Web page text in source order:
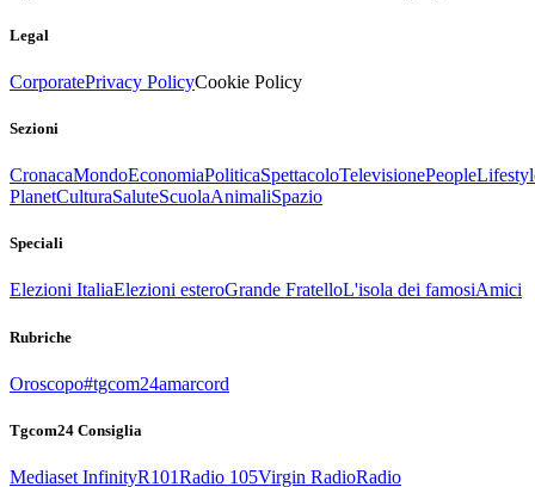
Legal
CorporatePrivacy PolicyCookie Policy
Sezioni
CronacaMondoEconomiaPoliticaSpettacoloTelevisionePeople
PlanetCulturaSaluteScuolaAnimaliSpazio
Speciali
Elezioni ItaliaElezioni esteroGrande FratelloL'isola dei famosiAmici
Rubriche
Oroscopo#tgcom24amarcord
Tgcom24 Consiglia
Mediaset InfinityR101Radio 105Virgin RadioRadio